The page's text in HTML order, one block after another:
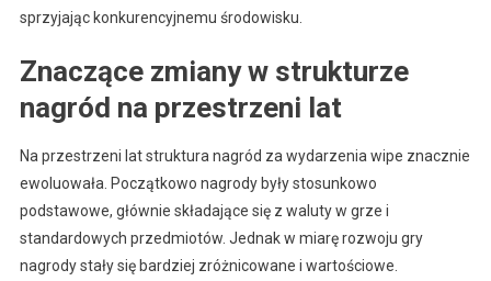
sprzyjając konkurencyjnemu środowisku.
Znaczące zmiany w strukturze
nagród na przestrzeni lat
Na przestrzeni lat struktura nagród za wydarzenia wipe znacznie
ewoluowała. Początkowo nagrody były stosunkowo
podstawowe, głównie składające się z waluty w grze i
standardowych przedmiotów. Jednak w miarę rozwoju gry
nagrody stały się bardziej zróżnicowane i wartościowe.